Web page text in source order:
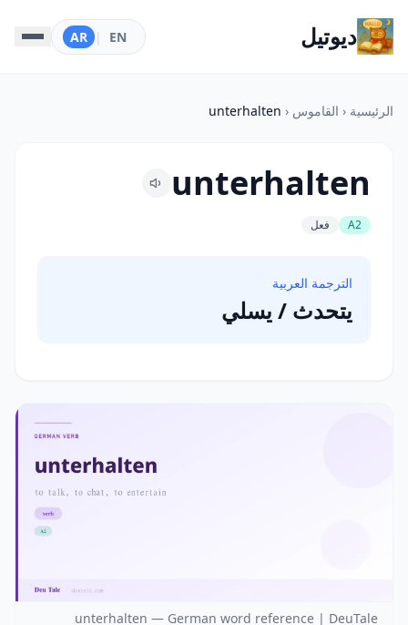
ديوتيل EN
|
AR
الرئيسية ‹ القاموس ‹
unterhalten
unterhalten
A2 فعل
الترجمة العربية
يتحدث / يسلي
unterhalten — German word reference | DeuTale